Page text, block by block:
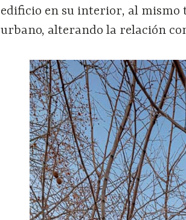
edificio en su interior, al mismo
urbano, alterando la relación